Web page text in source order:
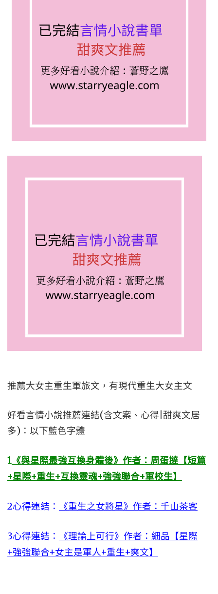
推薦大女主重生軍旅文，有現代重生大女主文
好看言情小說推薦連結(含文案、心得|甜爽文居
多)：以下藍色字體
1 《與星際最強互換身體後》作者：周蛋撻【短篇
+星際+重生+互換靈魂+強強聯合+軍校生】
2心得連結： 《重生之女將星》作者：千山茶客
3心得連結：
《理論上可行》作者：細品【星際
+強強聯合+女主是軍人+重生+爽文】